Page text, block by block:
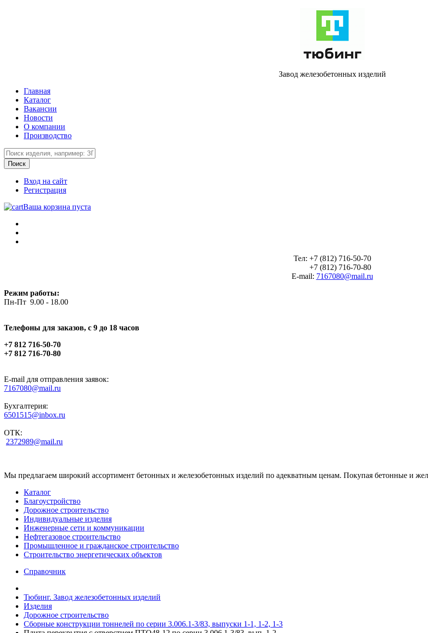
Завод железобетонных изделий
Главная
Каталог
Вакансии
Новости
О компании
Производство
Вход на сайт
Регистрация
Ваша корзина пуста
Тел: +7 (812) 716-50-70
+7 (812) 716-70-80
E-mail: 7167080@mail.ru
Режим работы:
Пн-Пт 9.00 - 18.00
Телефоны для заказов, c 9 до 18 часов
+7 812 716-50-70
+7 812 716-70-80
E-mail для отправления заявок:
7167080@mail.ru
Бухгалтерия:
6501515@inbox.ru
ОТК:
2372989@mail.ru
Мы предлагаем широкий ассортимент бетонных и железобетонных изделий по адекватным ценам. Покупая бетонные и
Каталог
Благоустройство
Дорожное строительство
Индивидуальные изделия
Инженерные сети и коммуникации
Нефтегазовое строительство
Промышленное и гражданское строительство
Строительство энергетических объектов
Справочник
Тюбинг. Завод железобетонных изделий
Изделия
Дорожное строительство
Сборные конструкции тоннелей по серии 3.006.1-3/83, выпуски 1-1, 1-2, 1-3